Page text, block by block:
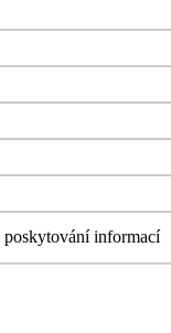
poskytování informací